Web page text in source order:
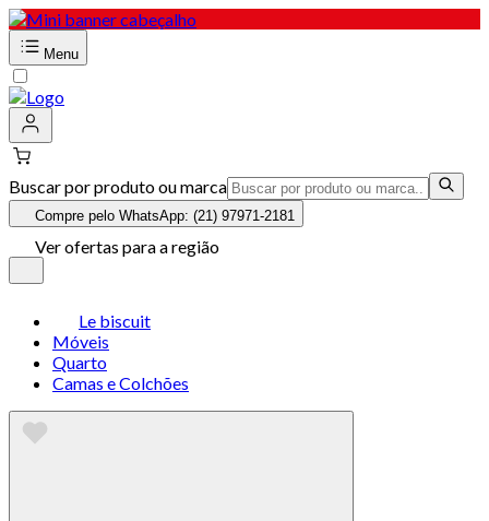
Menu
Buscar por produto ou marca
Compre pelo WhatsApp: (21) 97971-2181
Ver ofertas para a região
Le biscuit
Móveis
Quarto
Camas e Colchões